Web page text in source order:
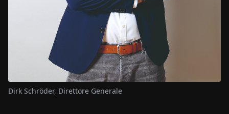
Dirk Schröder, Direttore Generale